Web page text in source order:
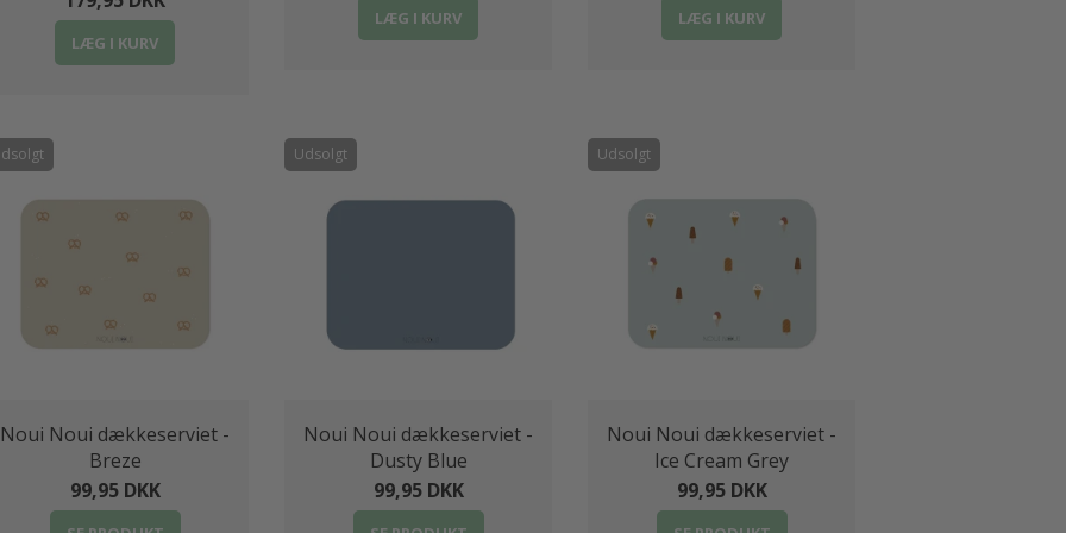
LÆG I KURV
LÆG I KURV LÆG I KURV
Noui Noui dækkeserviet -
Breze
99,95 DKK
Udsolgt
Noui Noui dækkeserviet -
Dusty Blue
99,95 DKK
Udsolgt
Noui Noui dækkeserviet -
Ice Cream Grey
99,95 DKK